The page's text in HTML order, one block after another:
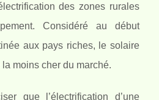
des zones rurales
Considéré au début
aux pays riches, le solaire
moins cher du marché.
que l’électrification d’une